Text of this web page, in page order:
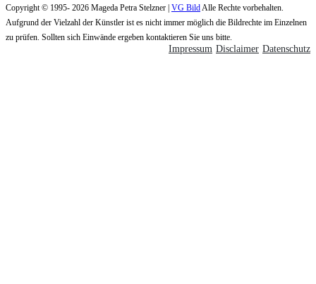
Copyright © 1995- 2026 Mageda Petra Stelzner | VG Bild Alle Rechte vorbehalten.
Aufgrund der Vielzahl der Künstler ist es nicht immer möglich die Bildrechte im Einzelnen
zu prüfen. Sollten sich Einwände ergeben kontaktieren Sie uns bitte.
Datenschutz
Disclaimer
Impressum